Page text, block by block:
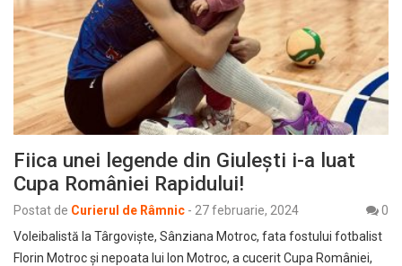
Fiica unei legende din Giulești i-a luat
Cupa României Rapidului!
Postat de Curierul de Râmnic - 27 februarie, 2024
0
Voleibalistă la Târgoviște, Sânziana Motroc, fata fostului fotbalist
Florin Motroc și nepoata lui Ion Motroc, a cucerit Cupa României,